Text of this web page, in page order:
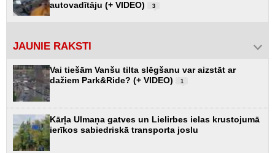
autovadītāju (+ VIDEO) 3
JAUNIE RAKSTI
Vai tiešām Vanšu tilta slēgšanu var aizstāt ar
dažiem Park&Ride? (+ VIDEO)
1
Kārļa Ulmaņa gatves un Lielirbes ielas krustojumā
ierīkos sabiedriskā transporta joslu